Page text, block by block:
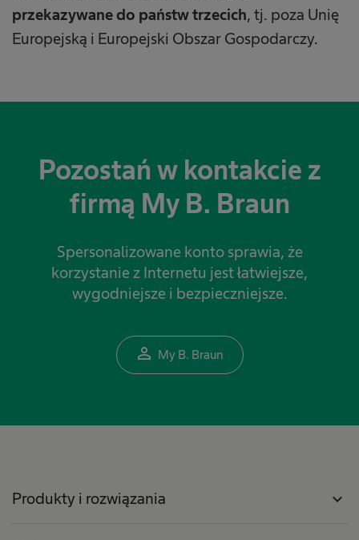
przekazywane do państw trzecich, tj. poza Unię
Europejską i Europejski Obszar Gospodarczy.
Pozostań w kontakcie z
firmą My B. Braun
Spersonalizowane konto sprawia, że
korzystanie z Internetu jest łatwiejsze,
wygodniejsze i bezpieczniejsze.
person_outline My B. Braun
Produkty i rozwiązania expand_more